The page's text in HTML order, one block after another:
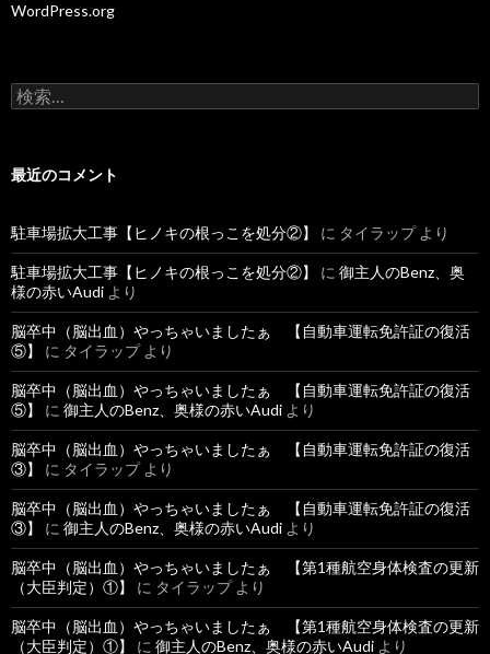
WordPress.org
検
索
最近のコメント
駐車場拡大工事【ヒノキの根っこを処分②】 に タイラップより
駐車場拡大工事【ヒノキの根っこを処分②】 に 御主人のBenz、奥
様の赤いAudi より
脳卒中（脳出血）やっちゃいましたぁ 【自動車運転免許証の復活
⑤】
に タイラップより
脳卒中（脳出血）やっちゃいましたぁ 【自動車運転免許証の復活
⑤】
に 御主人のBenz、奥様の赤いAudi より
脳卒中（脳出血）やっちゃいましたぁ 【自動車運転免許証の復活
③】
に タイラップより
脳卒中（脳出血）やっちゃいましたぁ 【自動車運転免許証の復活
③】
に 御主人のBenz、奥様の赤いAudi より
脳卒中（脳出血）やっちゃいましたぁ 【第1種航空身体検査の更新
（大臣判定）①】
に タイラップより
脳卒中（脳出血）やっちゃいましたぁ 【第1種航空身体検査の更新
（大臣判定）①】
に 御主人のBenz、奥様の赤いAudi より